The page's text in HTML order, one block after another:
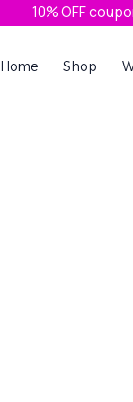
10% OFF
Home Shop